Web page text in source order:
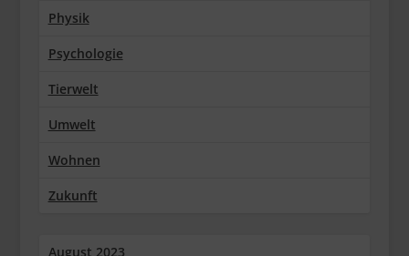
Physik
Psychologie
Tierwelt
Umwelt
Wohnen
Zukunft
August 2023